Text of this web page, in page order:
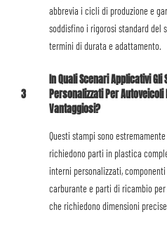
abbrevia i cicli di produzione e
soddisfino i rigorosi standard del
termini di durata e adattamento.
3
In Quali Scenari Applicativi Gli
Personalizzati Per
Vantaggiosi?
Questi stampi sono
richiedono parti in plastica
interni personalizzati,
carburante e parti di ricambio
che richiedono dimensioni